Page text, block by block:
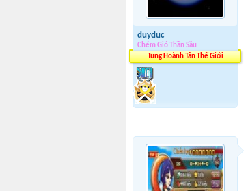
duyduc
Chém Gió Thần Sầu
Tung Hoành Tân Thế Giới